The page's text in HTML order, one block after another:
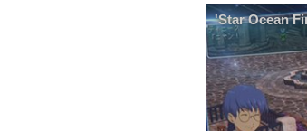
'Star Ocean